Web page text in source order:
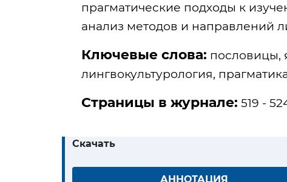
прагматические подходы к
анализ методов и направлений
Ключевые слова: пословицы,
лингвокультурология,
Страницы в журнале: 519 -
Скачать
АННОТАЦИЯ